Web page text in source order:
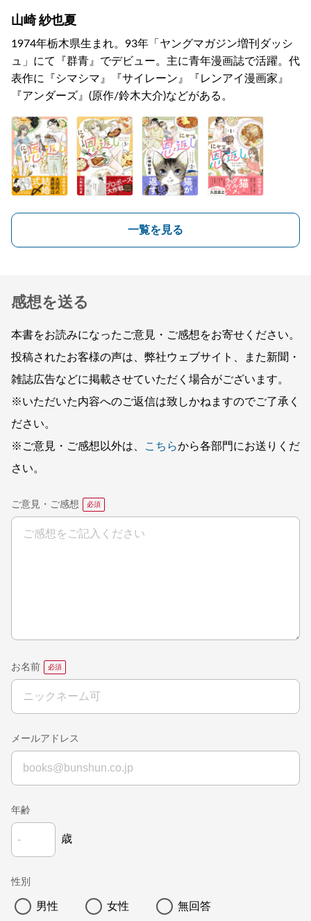
山崎 紗也夏
1974年栃木県生まれ。93年「ヤングマガジン増刊ダッシ
ュ」にて『群青』でデビュー。主に青年漫画誌で活躍。代
表作に『シマシマ』『サイレーン』『レンアイ漫画家』
『アンダーズ』(原作/鈴木大介)などがある。
一覧を見る
感想を送る
本書をお読みになったご意見・ご感想をお寄せください。
投稿されたお客様の声は、弊社ウェブサイト、また新聞・
雑誌広告などに掲載させていただく場合がございます。
※いただいた内容へのご返信は致しかねますのでご了承く
ださい。
※ご意見・ご感想以外は、
こちらから各部門にお送りくだ
さい。
ご意見・ご感想
お名前
メールアドレス
年齢
歳
性別
男性 女性 無回答